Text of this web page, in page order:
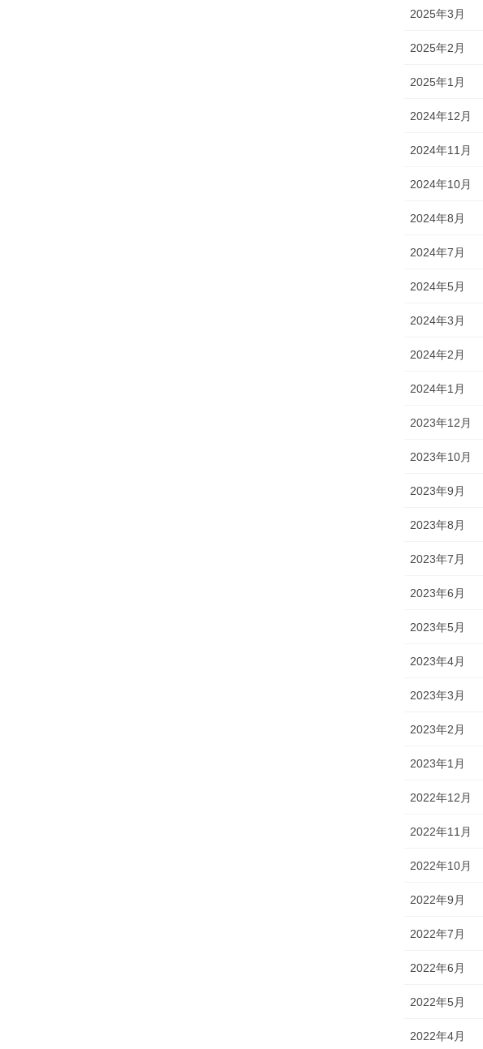
2025年3月
2025年2月
2025年1月
2024年12月
2024年11月
2024年10月
2024年8月
2024年7月
2024年5月
2024年3月
2024年2月
2024年1月
2023年12月
2023年10月
2023年9月
2023年8月
2023年7月
2023年6月
2023年5月
2023年4月
2023年3月
2023年2月
2023年1月
2022年12月
2022年11月
2022年10月
2022年9月
2022年7月
2022年6月
2022年5月
2022年4月